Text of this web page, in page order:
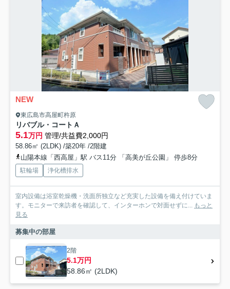
NEW
東広島市高屋町杵原
リバブル・コートＡ
5.1万円 管理/共益費2,000円
58.86㎡ (2LDK) /築20年 /2階建
山陽本線「西高屋」駅 バス11分 「高美が丘公園」 停歩8分
駐輪場 浄化槽排水
室内設備は浴室乾燥機・洗面所独立など充実した設備を備え付けていま
す。モニターで来訪者を確認して、インターホンで対面せずに... もっと
見る
募集中の部屋
2階
5.1万円
58.86㎡ (2LDK)